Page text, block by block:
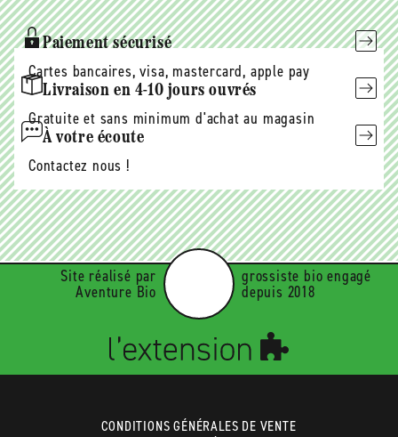
Paiement sécurisé
Cartes bancaires, visa, mastercard, apple pay
Livraison en 4-10 jours ouvrés
Gratuite et sans minimum d'achat au magasin
À votre écoute
Contactez nous !
Site réalisé par
Aventure Bio
grossiste bio engagé
depuis 2018
CONDITIONS GÉNÉRALES DE VENTE